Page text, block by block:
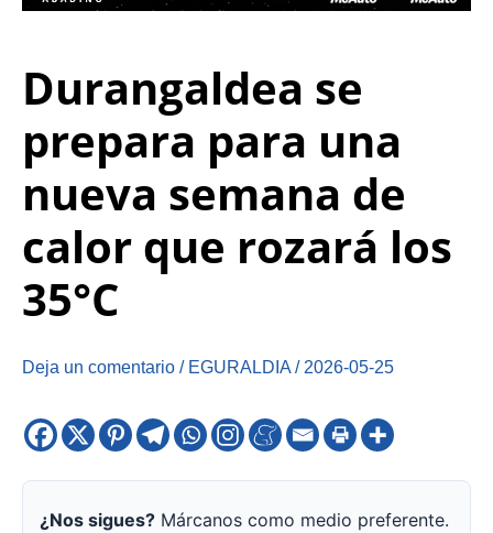
Durangaldea se
prepara para una
nueva semana de
calor que rozará los
35°C
Deja un comentario / EGURALDIA / 2026-05-25
¿Nos sigues? Márcanos como medio preferente.